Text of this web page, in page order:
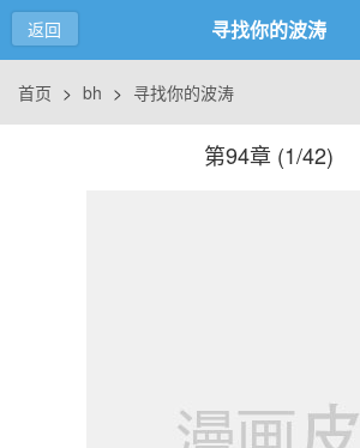
返回 寻找你的波涛
首页 > bh > 寻找你的波涛
第94章 (1/42)